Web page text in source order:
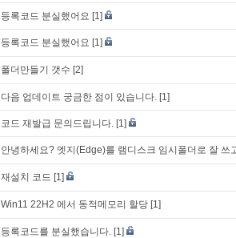
등록코드 분실했어요 [1]
등록코드 분실했어요 [1]
폴더만들기 갯수 [2]
다음 업데이트 궁금한 점이 있습니다. [1]
코드 재발급 문의드립니다. [1]
안녕하세요? 엣지(Edge)를 램디스크 임시폴더로 잘
재설치 코드 [1]
Win11 22H2 에서 동적메모리 할당 [1]
등록코드를 분실했습니다. [1]